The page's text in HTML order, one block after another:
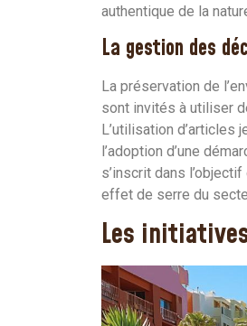
authentique de la
La gestion des
La préservation de
sont invités à utiliser
L’utilisation
l’adoption d’une
s’inscrit dans
effet de serre du
Les